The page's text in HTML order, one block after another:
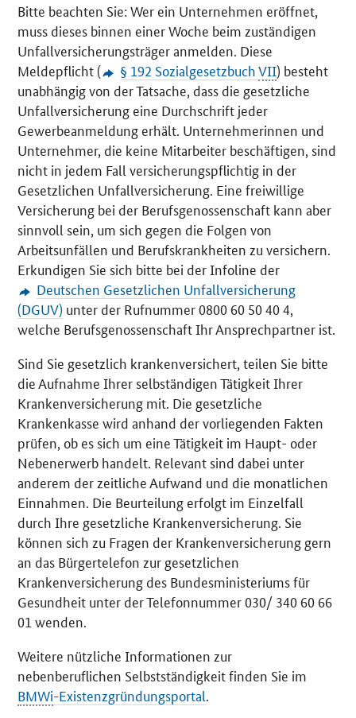
Bitte beachten Sie: Wer ein Unternehmen eröffnet,
muss dieses binnen einer Woche beim zuständigen
Unfallversicherungsträger anmelden. Diese
Meldepflicht (
§ 192 SozialgesetzbuchVII) besteht
unabhängig von der Tatsache, dass die gesetzliche
Unfallversicherung eine Durchschrift jeder
Gewerbeanmeldung erhält. Unternehmerinnen und
Unternehmer, die keine Mitarbeiter beschäftigen, sind
nicht in jedem Fall versicherungspflichtig in der
Gesetzlichen Unfallversicherung. Eine freiwillige
Versicherung bei der Berufsgenossenschaft kann aber
sinnvoll sein, um sich gegen die Folgen von
Arbeitsunfällen und Berufskrankheiten zu versichern.
Erkundigen Sie sich bitte bei der Infoline der
Deutschen Gesetzlichen Unfallversicherung
(DGUV) unter der Rufnummer 0800 60 50 40 4,
welche Berufsgenossenschaft Ihr Ansprechpartner ist.
Sind Sie gesetzlich krankenversichert, teilen Sie bitte
die Aufnahme Ihrer selbständigen Tätigkeit Ihrer
Krankenversicherung mit. Die gesetzliche
Krankenkasse wird anhand der vorliegenden Fakten
prüfen, ob es sich um eine Tätigkeit im Haupt- oder
Nebenerwerb handelt. Relevant sind dabei unter
anderem der zeitliche Aufwand und die monatlichen
Einnahmen. Die Beurteilung erfolgt im Einzelfall
durch Ihre gesetzliche Krankenversicherung. Sie
können sich zu Fragen der Krankenversicherung gern
an das Bürgertelefon zur gesetzlichen
Krankenversicherung des Bundesministeriums für
Gesundheit unter der Telefonnummer 030/ 340 60 66
01 wenden.
Weitere nützliche Informationen zur
nebenberuflichen Selbstständigkeit finden Sie im
BMWi-Existenzgründungsportal.